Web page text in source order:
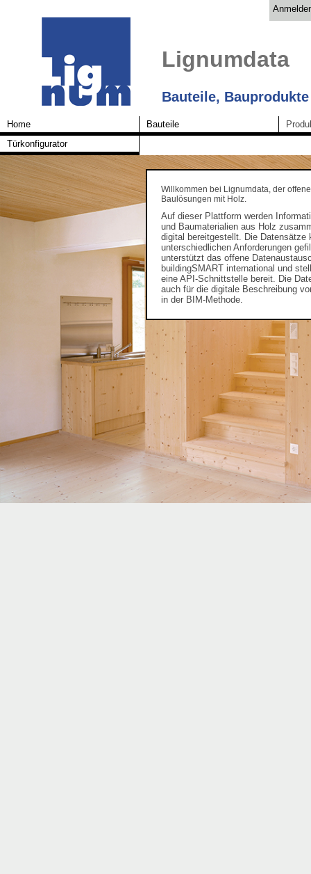
Lignumdata
Bauteile,
Home Bauteile
Türkonfigurator
Willkommen bei Lignumdata, der
Baulösungen mit Holz.
Auf dieser Plattform werden
und Baumaterialien aus Holz
digital bereitgestellt. Die Datensätze
unterschiedlichen Anforderungen
unterstützt das offene
buildingSMART international und
eine API-Schnittstelle bereit. Die
auch für die digitale Beschreibung
in der BIM-Methode.